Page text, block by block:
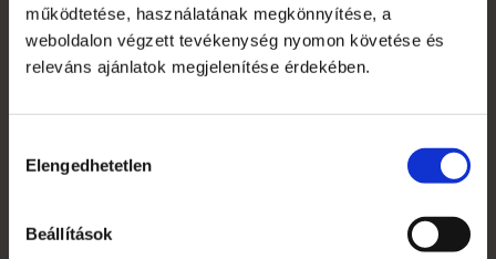
működtetése, használatának megkönnyítése, a
weboldalon végzett tevékenység nyomon követése és
releváns ajánlatok megjelenítése érdekében.
kiválasztása
Elengedhetetlen
Beállítások
személyesen is átveheti budapesti irodánkban.
Kellékek
fekete táblához
fekete színű krétatáblákhoz,
illetve sík felületre (pl. üveg,
krétafilc hegye 6 mm-es,